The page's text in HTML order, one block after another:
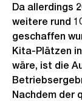
Da allerdings
weitere rund
geschaffen
Kita-Plätzen
wäre, ist die
Nachdem der